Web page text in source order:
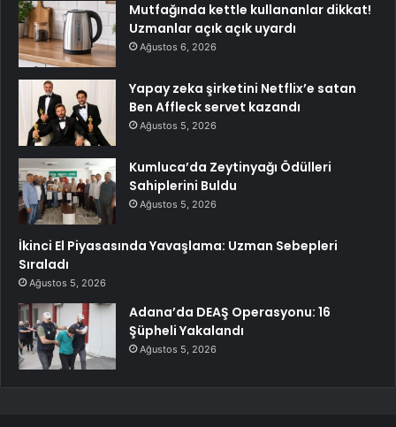
Mutfağında kettle kullananlar dikkat!
Uzmanlar açık açık uyardı
Ağustos 6, 2026
Yapay zeka şirketini Netflix’e satan
Ben Affleck servet kazandı
Ağustos 5, 2026
Kumluca’da Zeytinyağı Ödülleri
Sahiplerini Buldu
Ağustos 5, 2026
İkinci El Piyasasında Yavaşlama: Uzman Sebepleri
Sıraladı
Ağustos 5, 2026
Adana’da DEAŞ Operasyonu: 16
Şüpheli Yakalandı
Ağustos 5, 2026